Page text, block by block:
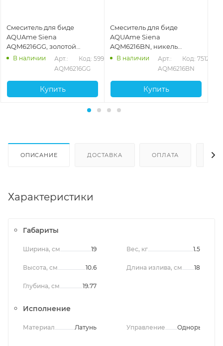
Смеситель для биде
AQUAme Siena
AQM6216GG, золотой
глянцевый
В наличии
Арт.:
AQM6216GG
Код: 59911
Купить
Смеситель для биде
AQUAme Siena
AQM6216BN, никель
брашированный
В наличии
Арт.:
AQM6216BN
Код: 75128
Купить
ОПИСАНИЕ ДОСТАВКА ОПЛАТА
Характеристики
Габариты
Ширина, см 19
Высота, см 10.6
Глубина, см 19.77
Вес, кг 1.5
Длина излива, см 18
Исполнение
Материал Латунь Управление